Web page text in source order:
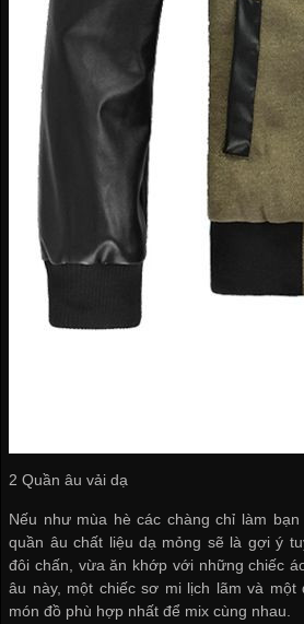
2 Quần âu vải dạ
Nếu như mùa hè các chàng chỉ làm
quần âu chất liệu dạ mỏng sẽ là gợi ý
đôi chấn, vừa ăn khớp với những chiếc
âu này, một chiếc sơ mi lịch lãm và
món đồ phù hợp nhất để mix cùng nhau.